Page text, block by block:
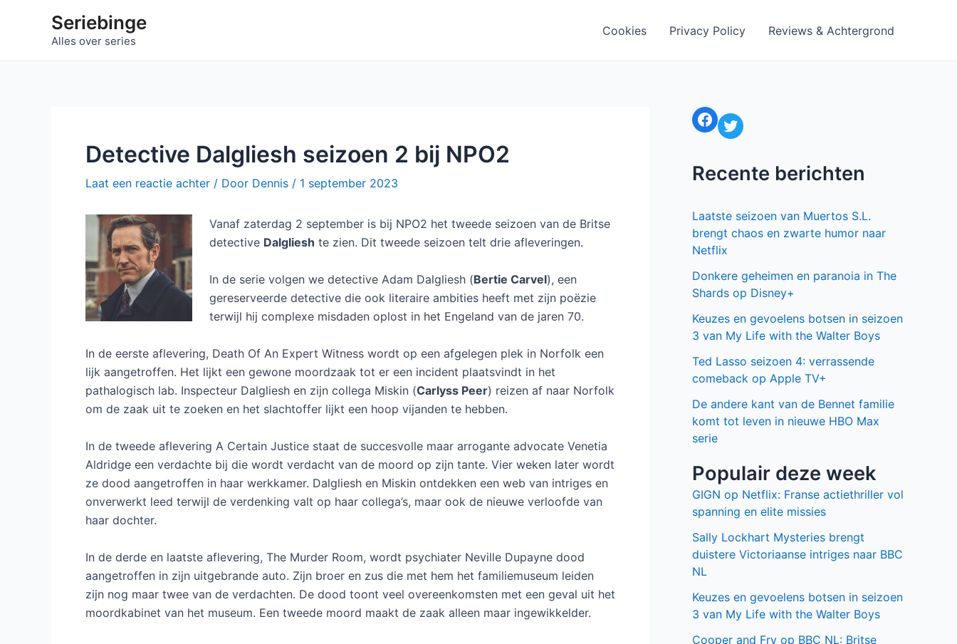
Seriebinge
Alles over series
Cookies Privacy Policy Reviews & Achtergrond
Detective Dalgliesh seizoen 2 bij NPO2
Laat een reactie achter / Door Dennis / 1 september 2023
Vanaf zaterdag 2 september is bij NPO2 het tweede seizoen van de Britse
detective Dalgliesh te zien. Dit tweede seizoen telt drie afleveringen.
In de serie volgen we detective Adam Dalgliesh (Bertie Carvel), een
gereserveerde detective die ook literaire ambities heeft met zijn poëzie
terwijl hij complexe misdaden oplost in het Engeland van de jaren 70.
In de eerste aflevering, Death Of An Expert Witness wordt op een afgelegen plek in Norfolk een
lijk aangetroffen. Het lijkt een gewone moordzaak tot er een incident plaatsvindt in het
pathalogisch lab. Inspecteur Dalgliesh en zijn collega Miskin (Carlyss Peer) reizen af naar Norfolk
om de zaak uit te zoeken en het slachtoffer lijkt een hoop vijanden te hebben.
In de tweede aflevering A Certain Justice staat de succesvolle maar arrogante advocate Venetia
Aldridge een verdachte bij die wordt verdacht van de moord op zijn tante. Vier weken later wordt
ze dood aangetroffen in haar werkkamer. Dalgliesh en Miskin ontdekken een web van intriges en
onverwerkt leed terwijl de verdenking valt op haar collega’s, maar ook de nieuwe verloofde van
haar dochter.
In de derde en laatste aflevering, The Murder Room, wordt psychiater Neville Dupayne dood
aangetroffen in zijn uitgebrande auto. Zijn broer en zus die met hem het familiemuseum leiden
zijn nog maar twee van de verdachten. De dood toont veel overeenkomsten met een geval uit het
moordkabinet van het museum. Een tweede moord maakt de zaak alleen maar ingewikkelder.
Facebook Twitter
Recente berichten
Laatste seizoen van Muertos S.L.
brengt chaos en zwarte humor naar
Netflix
Donkere geheimen en paranoia in The
Shards op Disney+
Keuzes en gevoelens botsen in seizoen
3 van My Life with the Walter Boys
Ted Lasso seizoen 4: verrassende
comeback op Apple TV+
De andere kant van de Bennet familie
komt tot leven in nieuwe HBO Max
serie
Populair deze week
GIGN op Netflix: Franse actiethriller vol
spanning en elite missies
Sally Lockhart Mysteries brengt
duistere Victoriaanse intriges naar BBC
NL
Keuzes en gevoelens botsen in seizoen
3 van My Life with the Walter Boys
Cooper and Fry op BBC NL: Britse